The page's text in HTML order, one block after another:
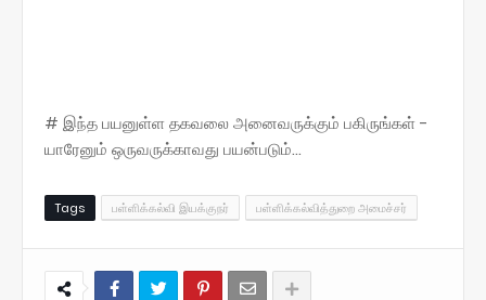
# இந்த பயனுள்ள தகவலை அனைவருக்கும் பகிருங்கள் -
யாரேனும் ஒருவருக்காவது பயன்படும்...
Tags பள்ளிக்கல்வி இயக்குநர் பள்ளிக்கல்வித்துறை அமைச்சர்